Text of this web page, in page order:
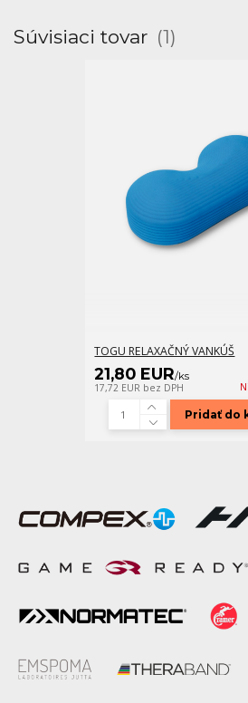
Súvisiaci tovar 1
TOGU RELAXAČNÝ VANKÚŠ
21,80 EUR/ks
17,72 EUR bez DPH
Pridať do